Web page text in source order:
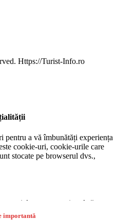
Https://Turist-Info.ro
importantă
pentru a vă îmbunătăți experiența
cookie-uri, cookie-urile care
stocate pe browserul dvs.,
pentru ca site-ul să
include numai cookie-uri care